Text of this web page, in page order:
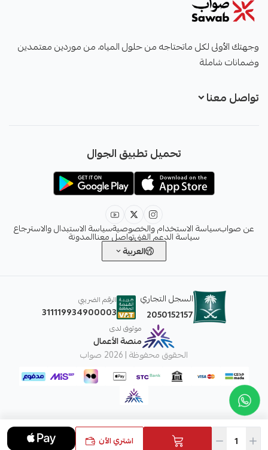
اشتري الآن
وجهتك الأولى لكل ماتحتاجه من حلول المياه، من موردين معتمدين
وضمانات شاملة
تواصل معنا
info@sawab.app
تحميل تطبيق الجوال
عن صوابسياسة الاستخدام والخصوصيةسياسة الاستبدال والاسترجاع
سياسة الدعم الفنيتواصل معناالمدونة
العربية
السجل التجاري
2050152157
الرقم الضريبي
311119934900003
موثوق لدى
منصة الأعمال
الحقوق محفوظة | 2026
صواب